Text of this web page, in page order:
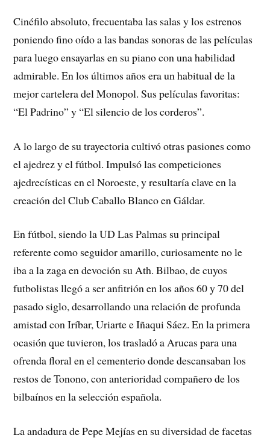
Cinéfilo absoluto, frecuentaba las salas y los estrenos
poniendo fino oído a las bandas sonoras de las películas
para luego ensayarlas en su piano con una habilidad
admirable. En los últimos años era un habitual de la
mejor cartelera del Monopol. Sus películas favoritas:
“El Padrino” y “El silencio de los corderos”.
A lo largo de su trayectoria cultivó otras pasiones como
el ajedrez y el fútbol. Impulsó las competiciones
ajedrecísticas en el Noroeste, y resultaría clave en la
creación del Club Caballo Blanco en Gáldar.
En fútbol, siendo la UD Las Palmas su principal
referente como seguidor amarillo, curiosamente no le
iba a la zaga en devoción su Ath. Bilbao, de cuyos
futbolistas llegó a ser anfitrión en los años 60 y 70 del
pasado siglo, desarrollando una relación de profunda
amistad con Iríbar, Uriarte e Iñaqui Sáez. En la primera
ocasión que tuvieron, los trasladó a Arucas para una
ofrenda floral en el cementerio donde descansaban los
restos de Tonono, con anterioridad compañero de los
bilbaínos en la selección española.
La andadura de Pepe Mejías en su diversidad de facetas